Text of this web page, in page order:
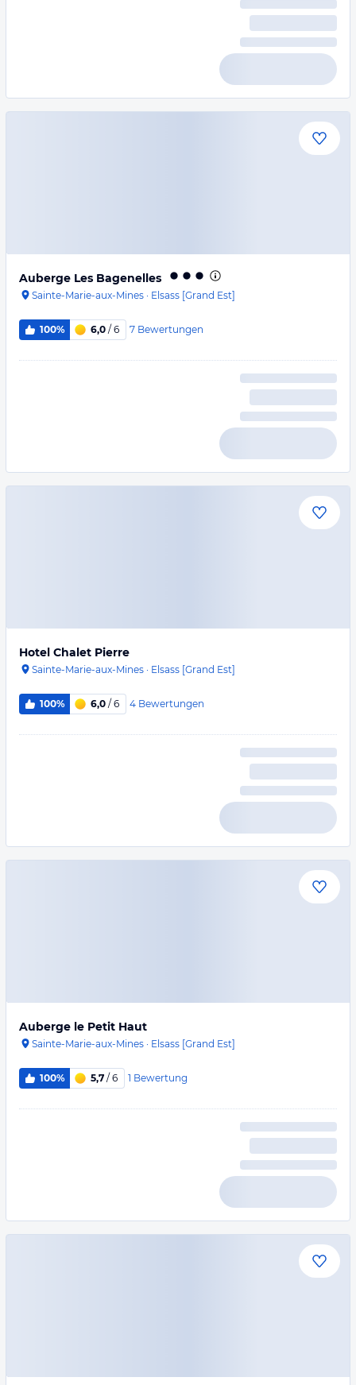
Auberge Les Bagenelles
Sainte-Marie-aux-Mines · Elsass [Grand Est]
100% 6,0 / 6 7 Bewertungen
Hotel Chalet Pierre
Sainte-Marie-aux-Mines · Elsass [Grand Est]
100% 6,0 / 6 4 Bewertungen
Auberge le Petit Haut
Sainte-Marie-aux-Mines · Elsass [Grand Est]
100% 5,7 / 6 1 Bewertung